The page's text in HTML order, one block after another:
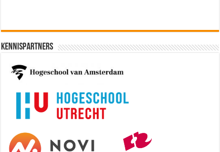
Kennispartners